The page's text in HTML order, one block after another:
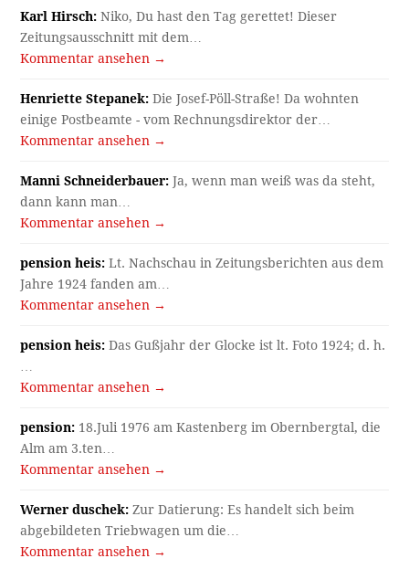
Karl Hirsch: Niko, Du hast den Tag gerettet! Dieser
Zeitungsausschnitt mit dem…
Kommentar ansehen →
Henriette Stepanek: Die Josef-Pöll-Straße! Da wohnten
einige Postbeamte - vom Rechnungsdirektor der…
Kommentar ansehen →
Manni Schneiderbauer: Ja, wenn man weiß was da steht,
dann kann man…
Kommentar ansehen →
pension heis: Lt. Nachschau in Zeitungsberichten aus dem
Jahre 1924 fanden am…
Kommentar ansehen →
pension heis: Das Gußjahr der Glocke ist lt. Foto 1924; d. h.
…
Kommentar ansehen →
pension: 18.Juli 1976 am Kastenberg im Obernbergtal, die
Alm am 3.ten…
Kommentar ansehen →
Werner duschek: Zur Datierung: Es handelt sich beim
abgebildeten Triebwagen um die…
Kommentar ansehen →